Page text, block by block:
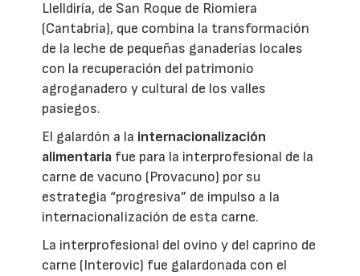
Llelldiría, de San Roque de Riomiera
(Cantabria), que combina la transformación
de la leche de pequeñas ganaderías locales
con la recuperación del patrimonio
agroganadero y cultural de los valles
pasiegos.
El galardón a la internacionalización
alimentaria fue para la interprofesional de la
carne de vacuno (Provacuno) por su
estrategia “progresiva” de impulso a la
internacionalización de esta carne.
La interprofesional del ovino y del caprino de
carne (Interovic) fue galardonada con el